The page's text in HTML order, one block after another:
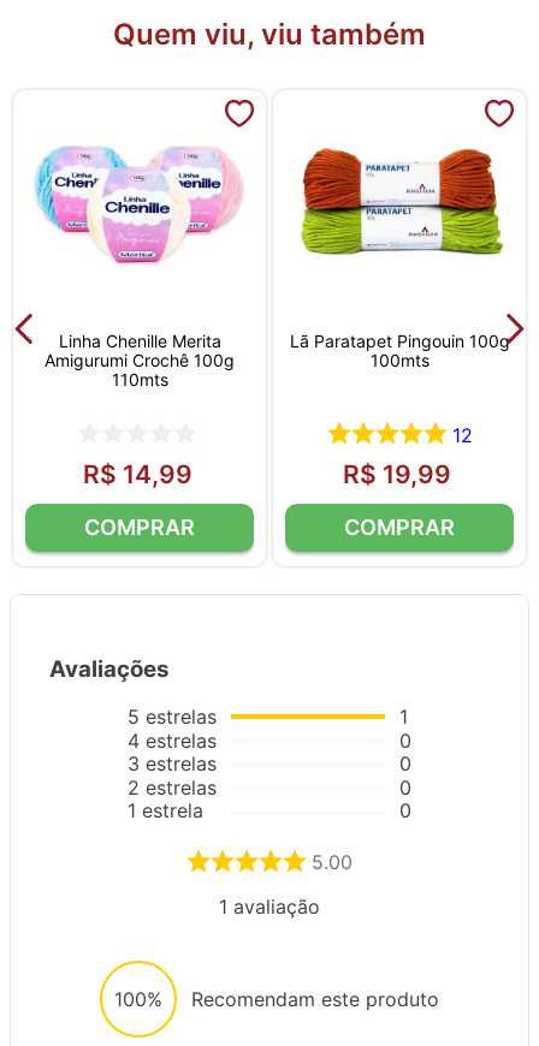
Quem viu, viu também
Linha Chenille Merita
Amigurumi Crochê 100g
110mts
R$ 14,99
Lã Paratapet Pingouin 100g
100mts
12
R$ 19,99
Avaliações
5 estrelas
4 estrelas
3 estrelas
2 estrelas
1 estrela
1
0
0
0
0
5.00
1 avaliação
100% Recomendam este produto